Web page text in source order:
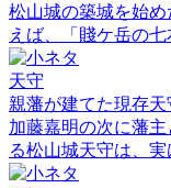
松山城の築城を始
えば、「賤ケ岳の
天守
親藩が建てた現存天
加藤嘉明の次に藩
る松山城天守は、